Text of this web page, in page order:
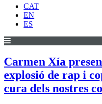
CAT
EN
ES
Carmen Xía
explosió de rap i
cura dels nostres